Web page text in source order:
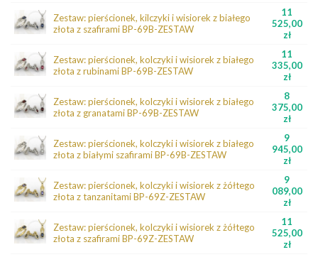
Zestaw: pierścionek, kilczyki i wisiorek z białego
złota z szafirami BP-69B-ZESTAW
11
525,00
zł
Zestaw: pierścionek, kolczyki i wisiorek z białego
złota z rubinami BP-69B-ZESTAW
11
335,00
zł
Zestaw: pierścionek, kolczyki i wisiorek z białego
złota z granatami BP-69B-ZESTAW
8
375,00
zł
Zestaw: pierścionek, kolczyki i wisiorek z białego
złota z białymi szafirami BP-69B-ZESTAW
9
945,00
zł
Zestaw: pierścionek, kolczyki i wisiorek z żółtego
złota z tanzanitami BP-69Z-ZESTAW
9
089,00
zł
Zestaw: pierścionek, kolczyki i wisiorek z żółtego
złota z szafirami BP-69Z-ZESTAW
11
525,00
zł